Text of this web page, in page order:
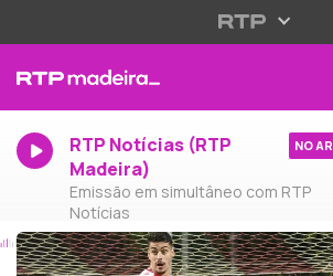
RTP Notícias (RTP
Madeira)
Emissão em simultâneo com RTP
Notícias
NO AR